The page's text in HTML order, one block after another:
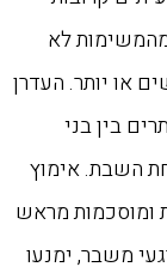
לא
או יותר. העדרן
בין בני
השבת. אימוץ
ומוסכמות מראש
משבר, ימנעו